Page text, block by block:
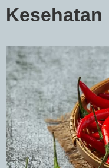
Kesehatan